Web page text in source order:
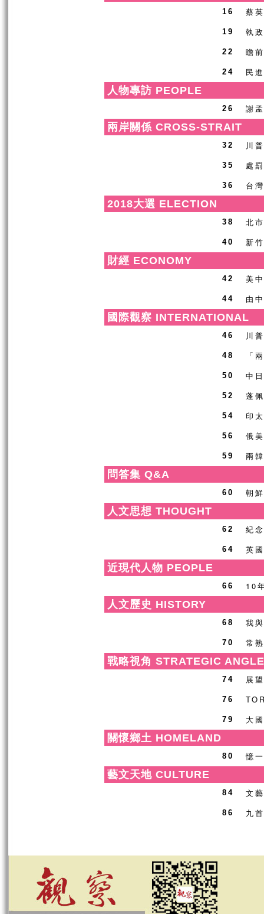
16 蔡
19 執
22 瞻
24 民
人物專訪 PEOPLE
26 謝
兩岸關係 CROSS-STRAIT
32 川
35 處
36 台
2018大選 ELECTION
38 北
40 新
財經 ECONOMY
42 美
44 由
國際觀察 INTERNATIONAL
46 川
48 「
50 中
52 蓬
54 印
56 俄
59 兩
問答集 Q&A
60 朝
人文思想 THOUGHT
62 紀
64 英
近現代人物 PEOPLE
66 10
人文歷史 HISTORY
68 我
70 常
戰略視角 STRATEGIC ANGLE
74 展
76
79 大
關懷鄉土 HOMELAND
80 憶
藝文天地 CULTURE
84 文
86 九